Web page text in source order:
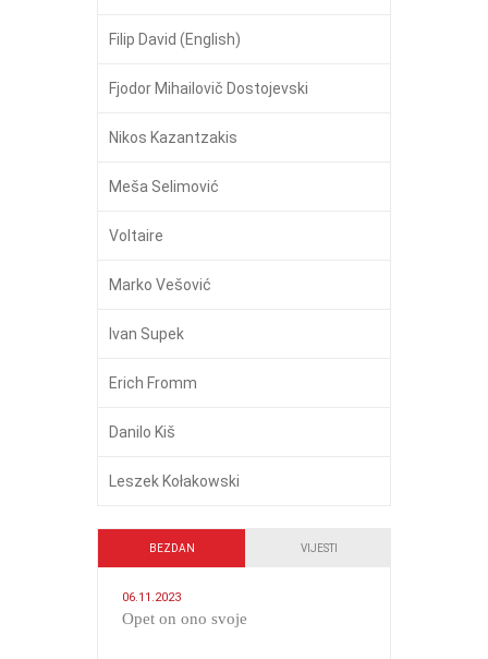
Filip David (English)
Fjodor Mihailovič Dostojevski
Nikos Kazantzakis
Meša Selimović
Voltaire
Marko Vešović
Ivan Supek
Erich Fromm
Danilo Kiš
Leszek Kołakowski
BEZDAN VIJESTI
06.11.2023
​Opet on ono svoje